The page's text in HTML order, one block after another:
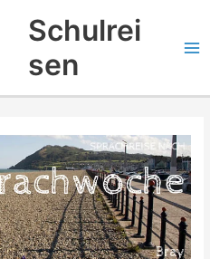
Schulrei
sen